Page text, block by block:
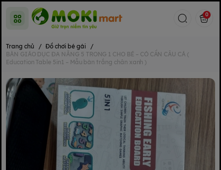
0
Trang chủ / Đồ chơi bé gái
/
BÀN GIÁO DỤC ĐA NĂNG 5 TRONG 1 CHO BÉ – CÓ CẦN CÂU CÁ (
Education Table 5in1 – Mẫu bàn trắng chân xanh )